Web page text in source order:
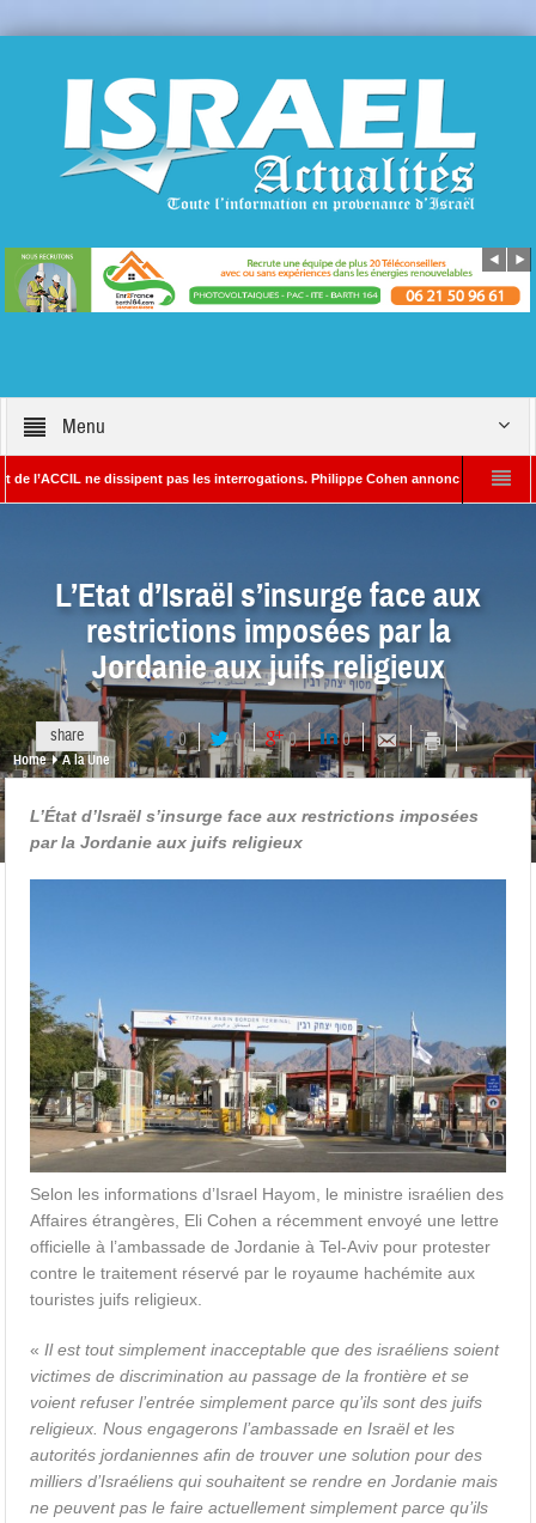
Menu
ne dissipent pas les interrogations. Philippe Cohen annonce se réserver le
L’Etat d’Israël s’insurge face aux
restrictions imposées par la
Jordanie aux juifs religieux
share 0 0 0 0
Home A la Une
L’État d’Israël s’insurge face aux restrictions imposées
par la Jordanie aux juifs religieux
Selon les informations d’Israel Hayom, le ministre israélien des
Affaires étrangères, Eli Cohen a récemment envoyé une lettre
officielle à l’ambassade de Jordanie à Tel-Aviv pour protester
contre le traitement réservé par le royaume hachémite aux
touristes juifs religieux.
«Il est tout simplement inacceptable que des israéliens soient
victimes de discrimination au passage de la frontière et se
voient refuser l’entrée simplement parce qu’ils sont des juifs
religieux. Nous engagerons l’ambassade en Israël et les
autorités jordaniennes afin de trouver une solution pour des
milliers d’Israéliens qui souhaitent se rendre en Jordanie mais
ne peuvent pas le faire actuellement simplement parce qu’ils